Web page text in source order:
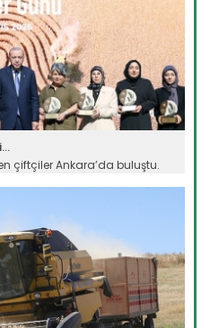
çiftçiler Ankara’da buluştu.